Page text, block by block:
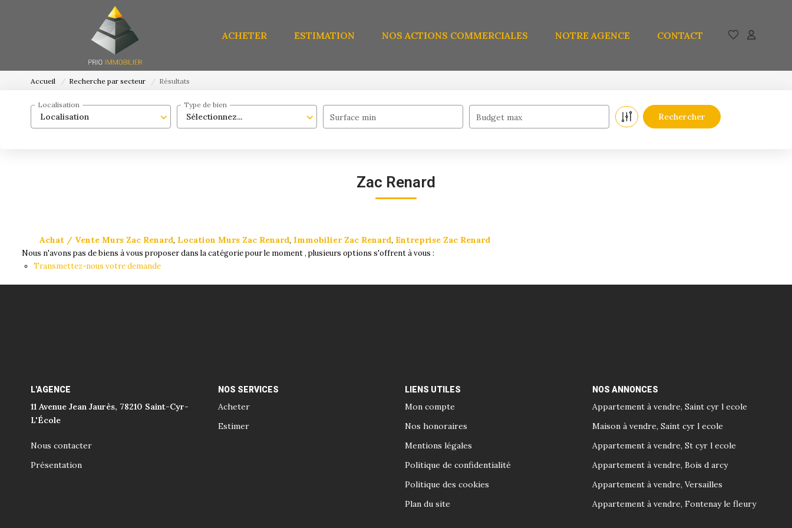
ACHETER ESTIMATION NOS ACTIONS COMMERCIALES NOTRE AGENCE CONTACT
Accueil Recherche par secteur Résultats
Localisation
Localisation
Sélectionnez...
Type de bien
Surface min Budget max
Zac Renard
Achat / Vente Murs Zac Renard, Location Murs Zac Renard, Immobilier Zac Renard, Entreprise Zac Renard
Nous n'avons pas de biens à vous proposer dans la catégorie pour le moment , plusieurs options s'offrent à vous :
Transmettez-nous votre demande
L'AGENCE
11 Avenue Jean Jaurès, 78210 Saint-Cyr-
L'École
Nous contacter
Présentation
NOS SERVICES
Acheter
Estimer
LIENS UTILES
Mon compte
Nos honoraires
Mentions légales
Politique de confidentialité
Politique des cookies
Plan du site
NOS ANNONCES
Appartement à vendre, Saint cyr l ecole
Maison à vendre, Saint cyr l ecole
Appartement à vendre, St cyr l ecole
Appartement à vendre, Bois d arcy
Appartement à vendre, Versailles
Appartement à vendre, Fontenay le fleury